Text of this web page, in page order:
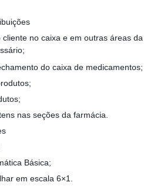
no caixa e em outras áreas da
do caixa de medicamentos;
nas seções da farmácia.
Básica;
em escala 6×1.